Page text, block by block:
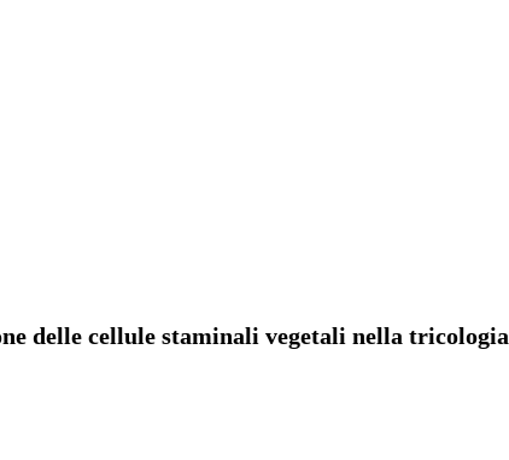
delle cellule staminali vegetali nella tricologia